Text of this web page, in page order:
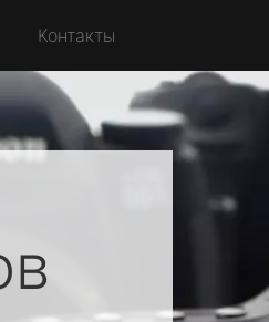
Контакты